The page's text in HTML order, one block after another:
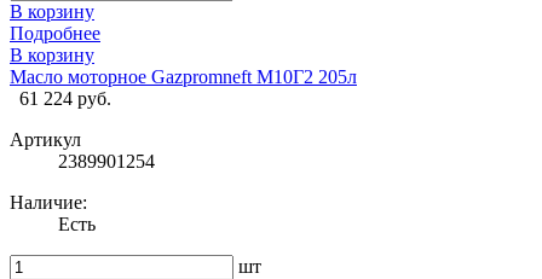
В корзину
Подробнее
В корзину
Масло моторное Gazpromneft М10Г2 205л
61 224 руб.
Артикул
2389901254
Наличие:
Есть
шт